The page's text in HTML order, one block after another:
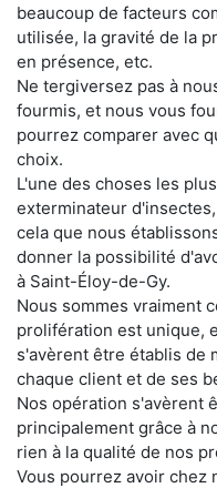
beaucoup de facteurs
utilisée, la gravité de la
en présence, etc.
Ne tergiversez pas à
fourmis, et nous vous
pourrez comparer avec
choix.
L'une des choses les
exterminateur
cela que nous
donner la possibilité
à Saint-Éloy-de-Gy.
Nous sommes vraiment
prolifération est unique,
s'avèrent être établis de
chaque client et de ses
Nos opération s'avèrent
principalement grâce à
rien à la qualité de nos
Vous pourrez avoir chez